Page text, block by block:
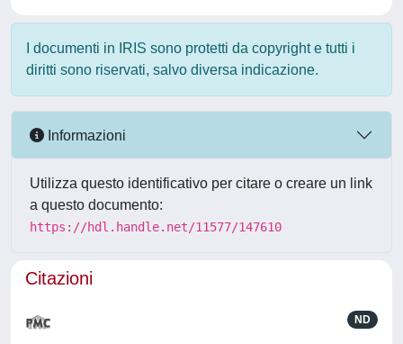
I documenti in IRIS sono protetti da copyright e tutti i
diritti sono riservati, salvo diversa indicazione.
Informazioni
Utilizza questo identificativo per citare o creare un link
a questo documento:
https://hdl.handle.net/11577/147610
Citazioni
ND